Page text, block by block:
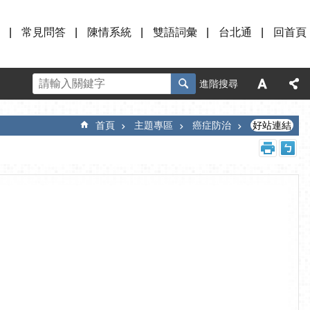
常見問答 陳情系統 雙語詞彙 台北通 回首頁
進階搜尋
首頁 主題專區 癌症防治 好站連結